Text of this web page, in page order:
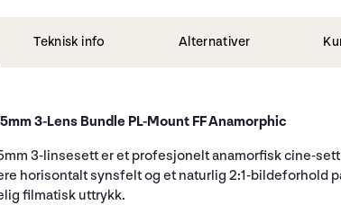
Teknisk info Alternativer
3-Lens Bundle PL-Mount FF Anamorphic
3-linsesett er et profesjonelt anamorfisk cine-
horisontalt synsfelt og et naturlig 2:1-bildeforhold
filmatisk uttrykk.